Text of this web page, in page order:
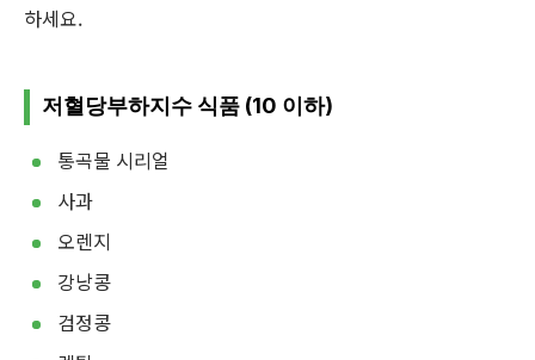
하세요.
저혈당부하지수 식품 (10 이하)
통곡물 시리얼
사과
오렌지
강낭콩
검정콩